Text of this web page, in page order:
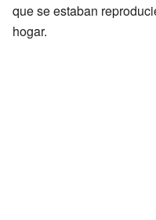
que se estaban
hogar.